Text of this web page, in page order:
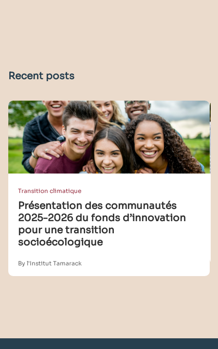
Recent posts
Transition climatique
Présentation des communautés
2025-2026 du fonds d’innovation
pour une transition
socioécologique
By l'Institut Tamarack